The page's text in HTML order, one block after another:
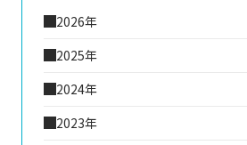
2026年
2025年
2024年
2023年